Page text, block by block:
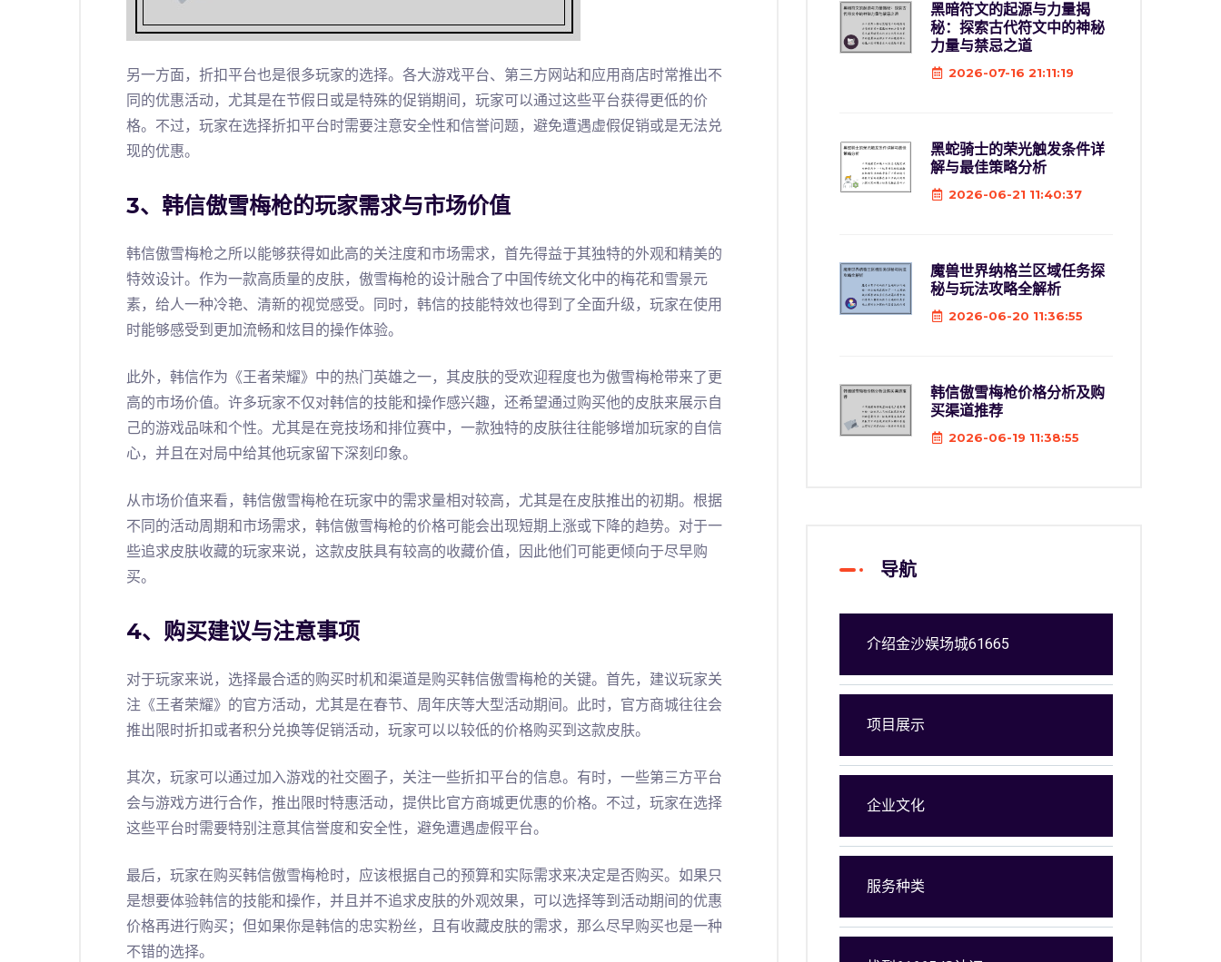
另一方面，折扣平台也是很多玩家的选择。各大游戏平台、第三方网站和应用商店时常推出不
同的优惠活动，尤其是在节假日或是特殊的促销期间，玩家可以通过这些平台获得更低的价
格。不过，玩家在选择折扣平台时需要注意安全性和信誉问题，避免遭遇虚假促销或是无法兑
现的优惠。
3、韩信傲雪梅枪的玩家需求与市场价值
韩信傲雪梅枪之所以能够获得如此高的关注度和市场需求，首先得益于其独特的外观和精美的
特效设计。作为一款高质量的皮肤，傲雪梅枪的设计融合了中国传统文化中的梅花和雪景元
素，给人一种冷艳、清新的视觉感受。同时，韩信的技能特效也得到了全面升级，玩家在使用
时能够感受到更加流畅和炫目的操作体验。
此外，韩信作为《王者荣耀》中的热门英雄之一，其皮肤的受欢迎程度也为傲雪梅枪带来了更
高的市场价值。许多玩家不仅对韩信的技能和操作感兴趣，还希望通过购买他的皮肤来展示自
己的游戏品味和个性。尤其是在竞技场和排位赛中，一款独特的皮肤往往能够增加玩家的自信
心，并且在对局中给其他玩家留下深刻印象。
从市场价值来看，韩信傲雪梅枪在玩家中的需求量相对较高，尤其是在皮肤推出的初期。根据
不同的活动周期和市场需求，韩信傲雪梅枪的价格可能会出现短期上涨或下降的趋势。对于一
些追求皮肤收藏的玩家来说，这款皮肤具有较高的收藏价值，因此他们可能更倾向于尽早购
买。
4、购买建议与注意事项
对于玩家来说，选择最合适的购买时机和渠道是购买韩信傲雪梅枪的关键。首先，建议玩家关
注《王者荣耀》的官方活动，尤其是在春节、周年庆等大型活动期间。此时，官方商城往往会
推出限时折扣或者积分兑换等促销活动，玩家可以以较低的价格购买到这款皮肤。
其次，玩家可以通过加入游戏的社交圈子，关注一些折扣平台的信息。有时，一些第三方平台
会与游戏方进行合作，推出限时特惠活动，提供比官方商城更优惠的价格。不过，玩家在选择
这些平台时需要特别注意其信誉度和安全性，避免遭遇虚假平台。
最后，玩家在购买韩信傲雪梅枪时，应该根据自己的预算和实际需求来决定是否购买。如果只
是想要体验韩信的技能和操作，并且并不追求皮肤的外观效果，可以选择等到活动期间的优惠
价格再进行购买；但如果你是韩信的忠实粉丝，且有收藏皮肤的需求，那么尽早购买也是一种
不错的选择。
黑暗符文的起源与力量揭
秘：探索古代符文中的神秘
力量与禁忌之道
2026-07-16 21:11:19
黑蛇骑士的荣光触发条件详
解与最佳策略分析
2026-06-21 11:40:37
魔兽世界纳格兰区域任务探
秘与玩法攻略全解析
2026-06-20 11:36:55
韩信傲雪梅枪价格分析及购
买渠道推荐
2026-06-19 11:38:55
导航
介绍金沙娱场城61665
项目展示
企业文化
服务种类